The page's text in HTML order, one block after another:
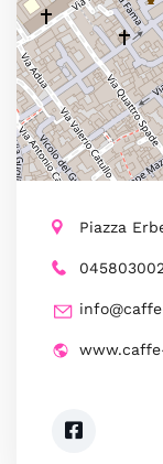
Piazza